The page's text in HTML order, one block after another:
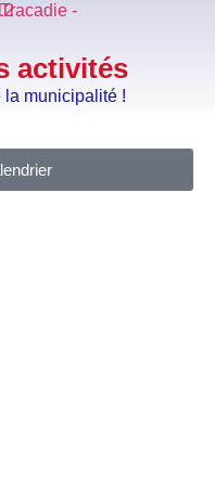
activités
la municipalité !